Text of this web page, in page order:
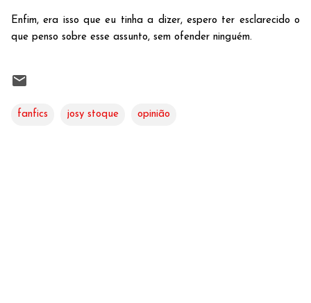
Enfim, era isso que eu tinha a dizer, espero ter esclarecido o
que penso sobre esse assunto, sem ofender ninguém.
fanfics josy stoque opinião